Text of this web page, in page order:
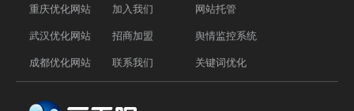
重庆优化网站
武汉优化网站
成都优化网站
加入我们
招商加盟
联系我们
网站托管
舆情监控系统
关键词优化